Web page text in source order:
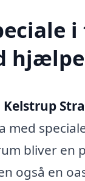
bliver en
også en